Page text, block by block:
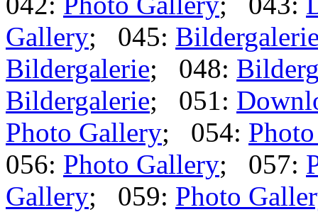
Gallery; 045:
Bildergalerie; 048:
Bildergalerie; 051:
Photo Gallery; 054:
056: Photo Gallery; 057:
Gallery; 059: Photo